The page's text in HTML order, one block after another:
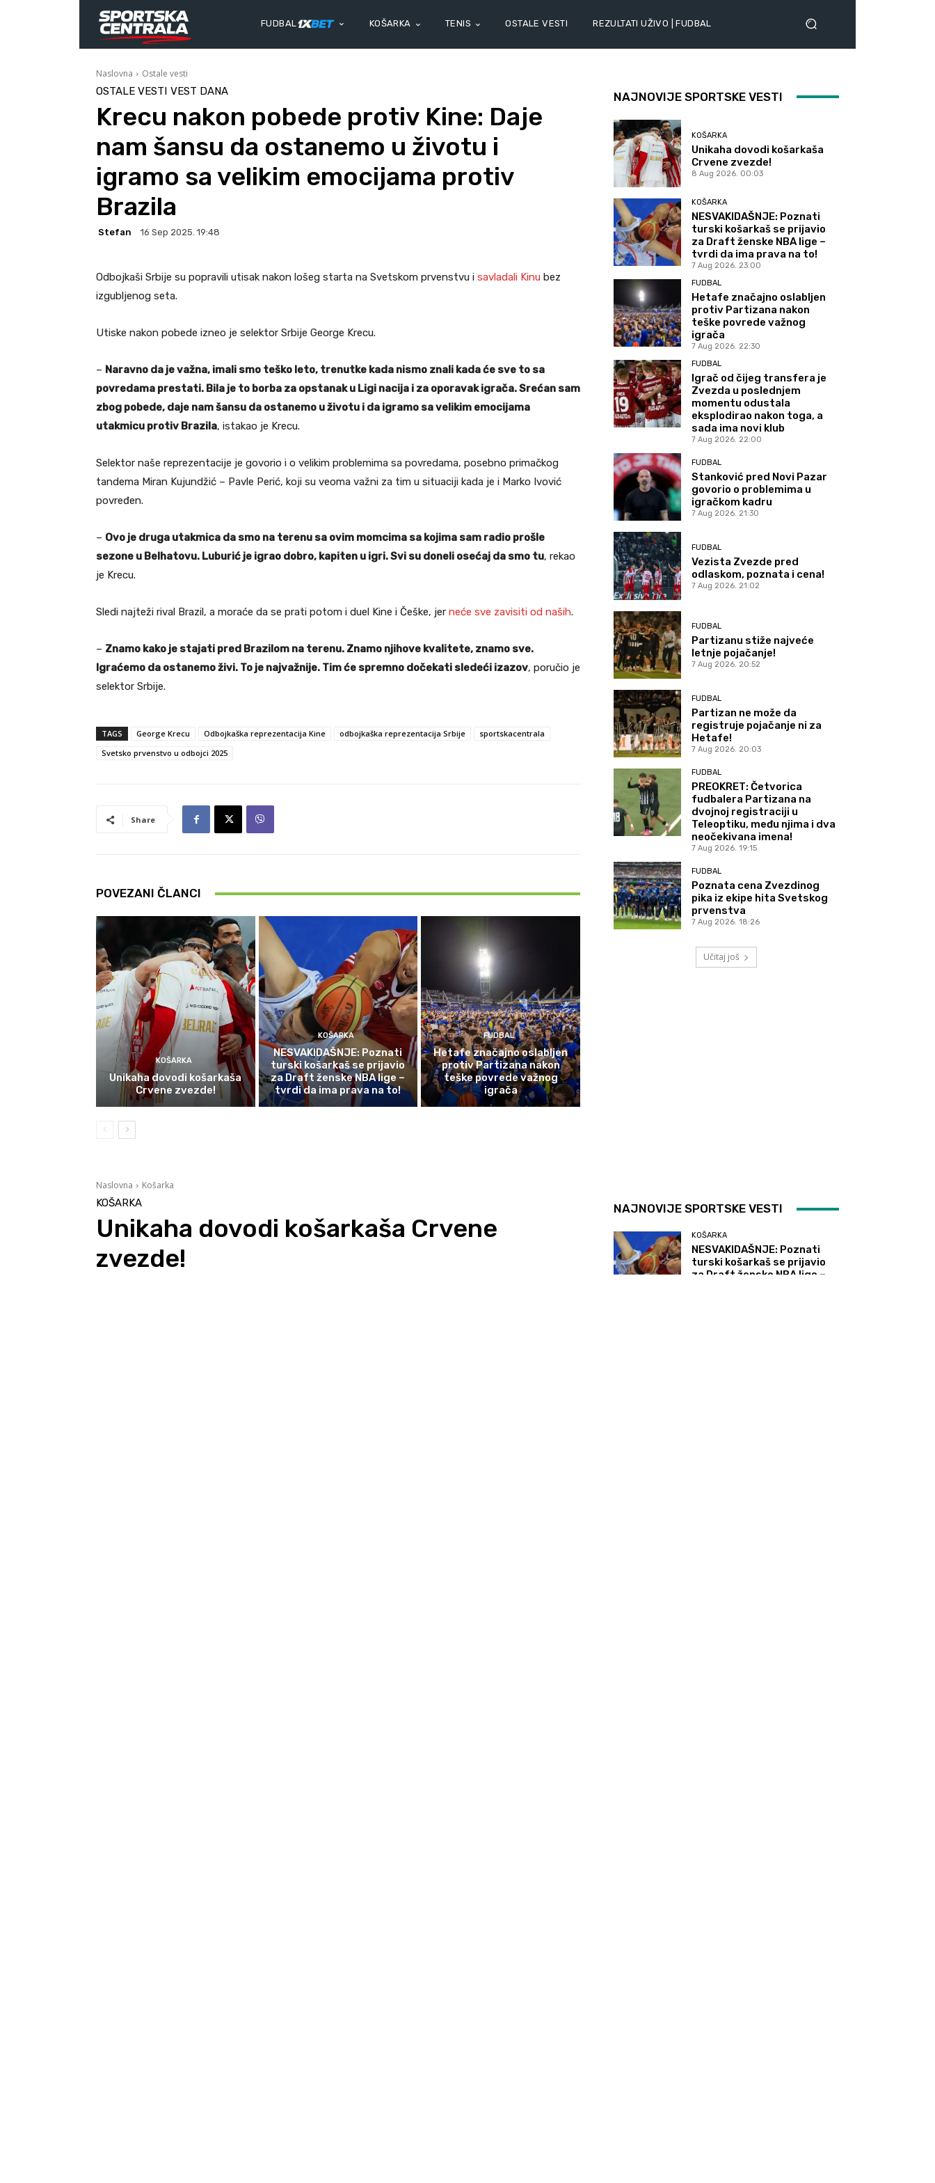
FUDBAL KOŠARKA TENIS OSTALE VESTI REZULTATI UŽIVO | FUDBAL
Naslovna Ostale vesti
OSTALE VESTI VEST DANA
Krecu nakon pobede protiv Kine: Daje
nam šansu da ostanemo u životu i
igramo sa velikim emocijama protiv
Brazila
Stefan 16 Sep 2025. 19:48
Odbojkaši Srbije su popravili utisak nakon lošeg starta na Svetskom prvenstvu i savladali Kinu bez
izgubljenog seta.
Utiske nakon pobede izneo je selektor Srbije George Krecu.
– Naravno da je važna, imali smo teško leto, trenutke kada nismo znali kada će sve to sa
povredama prestati. Bila je to borba za opstanak u Ligi nacija i za oporavak igrača. Srećan sam
zbog pobede, daje nam šansu da ostanemo u životu i da igramo sa velikim emocijama
utakmicu protiv Brazila, istakao je Krecu.
Selektor naše reprezentacije je govorio i o velikim problemima sa povredama, posebno primačkog
tandema Miran Kujundžić – Pavle Perić, koji su veoma važni za tim u situaciji kada je i Marko Ivović
povređen.
– Ovo je druga utakmica da smo na terenu sa ovim momcima sa kojima sam radio prošle
sezone u Belhatovu. Luburić je igrao dobro, kapiten u igri. Svi su doneli osećaj da smo tu, rekao
je Krecu.
Sledi najteži rival Brazil, a moraće da se prati potom i duel Kine i Češke, jer neće sve zavisiti od naših.
– Znamo kako je stajati pred Brazilom na terenu. Znamo njihove kvalitete, znamo sve.
Igraćemo da ostanemo živi. To je najvažnije. Tim će spremno dočekati sledeći izazov, poručio je
selektor Srbije.
TAGS George Krecu Odbojkaška reprezentacija Kine odbojkaška reprezentacija Srbije
sportskacentrala
Svetsko prvenstvo u odbojci 2025
Share
POVEZANI ČLANCI
KOŠARKA
Unikaha dovodi košarkaša
Crvene zvezde!
KOŠARKA
NESVAKIDAŠNJE: Poznati
turski košarkaš se prijavio
za Draft ženske NBA lige –
tvrdi da ima prava na to!
FUDBAL
Hetafe značajno oslabljen
protiv Partizana nakon
teške povrede važnog
igrača
NAJNOVIJE SPORTSKE VESTI
KOŠARKA
Unikaha dovodi košarkaša
Crvene zvezde!
8 Aug 2026. 00:03
KOŠARKA
NESVAKIDAŠNJE: Poznati
turski košarkaš se prijavio
za Draft ženske NBA lige –
tvrdi da ima prava na to!
7 Aug 2026. 23:00
FUDBAL
Hetafe značajno oslabljen
protiv Partizana nakon
teške povrede važnog
igrača
7 Aug 2026. 22:30
FUDBAL
Igrač od čijeg transfera je
Zvezda u poslednjem
momentu odustala
eksplodirao nakon toga, a
sada ima novi klub
7 Aug 2026. 22:00
FUDBAL
Stanković pred Novi Pazar
govorio o problemima u
igračkom kadru
7 Aug 2026. 21:30
FUDBAL
Vezista Zvezde pred
odlaskom, poznata i cena!
7 Aug 2026. 21:02
FUDBAL
Partizanu stiže najveće
letnje pojačanje!
7 Aug 2026. 20:52
FUDBAL
Partizan ne može da
registruje pojačanje ni za
Hetafe!
7 Aug 2026. 20:03
FUDBAL
PREOKRET: Četvorica
fudbalera Partizana na
dvojnoj registraciji u
Teleoptiku, među njima i dva
neočekivana imena!
7 Aug 2026. 19:15
FUDBAL
Poznata cena Zvezdinog
pika iz ekipe hita Svetskog
prvenstva
7 Aug 2026. 18:26
Učitaj još